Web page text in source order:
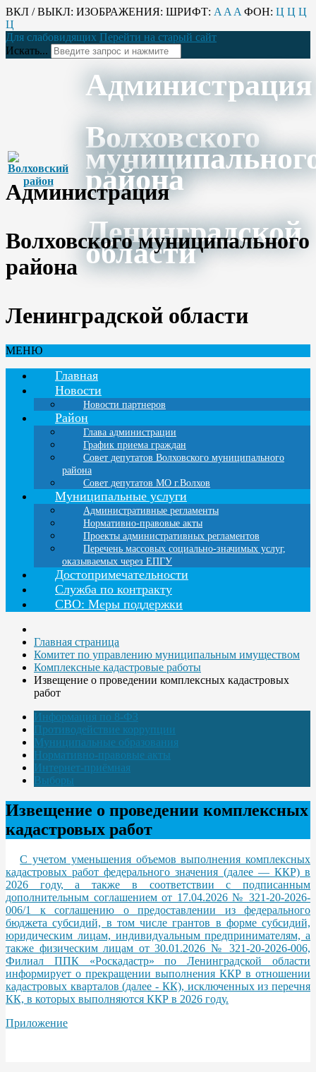
ВКЛ / ВЫКЛ: ИЗОБРАЖЕНИЯ: ШРИФТ: A A A ФОН: Ц Ц Ц
Ц
Для слабовидящих Перейти на старый сайт
Искать...
Администрация
Волховского
района
Ленинградской
области
Администрация
Волховского муниципального
района
Ленинградской области
МЕНЮ
Главная
Новости
Новости партнеров
Район
Глава администрации
График приема граждан
Совет депутатов Волховского муниципального
района
Совет депутатов МО г.Волхов
Муниципальные услуги
Административные регламенты
Нормативно-правовые акты
Проекты административных регламентов
Перечень массовых социально-значимых услуг,
оказываемых через ЕПГУ
Достопримечательности
Служба по контракту
СВО: Меры поддержки
Главная страница
Комитет по управлению муниципальным имуществом
Комплексные кадастровые работы
Извещение о проведении комплексных кадастровых
работ
Информация по 8-ФЗ
Противодействие коррупции
Муниципальные образования
Нормативно-правовые акты
Интернет-приёмная
Выборы
Извещение о проведении комплексных
кадастровых работ
С учетом уменьшения объемов выполнения комплексных
кадастровых работ федерального значения (далее — ККР) в
2026 году, а также в соответствии с подписанным
дополнительным соглашением от 17.04.2026 № 321-20-2026-
006/1 к соглашению о предоставлении из федерального
бюджета субсидий, в том числе грантов в форме субсидий,
юридическим лицам, индивидуальным предпринимателям, а
также физическим лицам от 30.01.2026 № 321-20-2026-006,
Филиал ППК «Роскадастр» по Ленинградской области
информирует о прекращении выполнения ККР в отношении
кадастровых кварталов (далее - КК), исключенных из перечня
КК, в которых выполняются ККР в 2026 году.
Приложение